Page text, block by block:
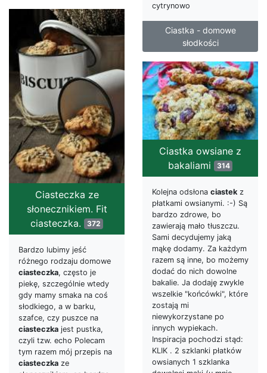
cytrynowo
Ciastka - domowe
słodkości
Ciasteczka ze
słonecznikiem. Fit
ciasteczka.
372
Bardzo lubimy jeść
różnego rodzaju domowe
ciasteczka, często je
piekę, szczególnie wtedy
gdy mamy smaka na coś
słodkiego, a w barku,
szafce, czy puszce na
ciasteczka jest pustka,
czyli tzw. echo Polecam
tym razem mój przepis na
ciasteczka ze
Ciastka owsiane z
bakaliami
314
Kolejna odsłona ciastek z
płatkami owsianymi. :-) Są
bardzo zdrowe, bo
zawierają mało tłuszczu.
Sami decydujemy jaką
mąkę dodamy. Za każdym
razem są inne, bo możemy
dodać do nich dowolne
bakalie. Ja dodaję zwykle
wszelkie "końcówki", które
zostają mi
niewykorzystane po
innych wypiekach.
Inspiracja pochodzi stąd:
KLIK . 2 szklanki płatków
owsianych 1 szklanka